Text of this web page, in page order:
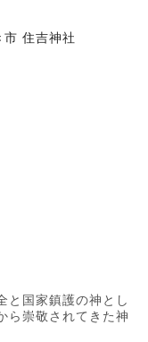
市 住吉神社
と国家鎮護の神とし
ら崇敬されてきた神